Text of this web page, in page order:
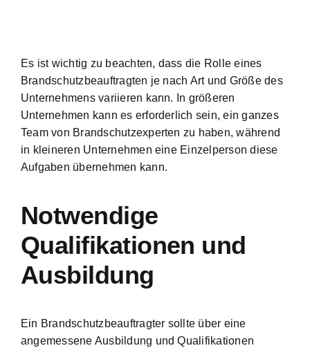
Es ist wichtig zu beachten, dass die Rolle eines
Brandschutzbeauftragten je nach Art und Größe des
Unternehmens variieren kann. In größeren
Unternehmen kann es erforderlich sein, ein ganzes
Team von Brandschutzexperten zu haben, während
in kleineren Unternehmen eine Einzelperson diese
Aufgaben übernehmen kann.
Notwendige
Qualifikationen und
Ausbildung
Ein Brandschutzbeauftragter sollte über eine
angemessene Ausbildung und Qualifikationen